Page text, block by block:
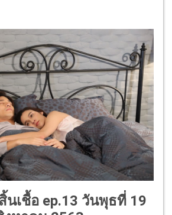
นเชื้อ ep.13 วันพุธที่ 19